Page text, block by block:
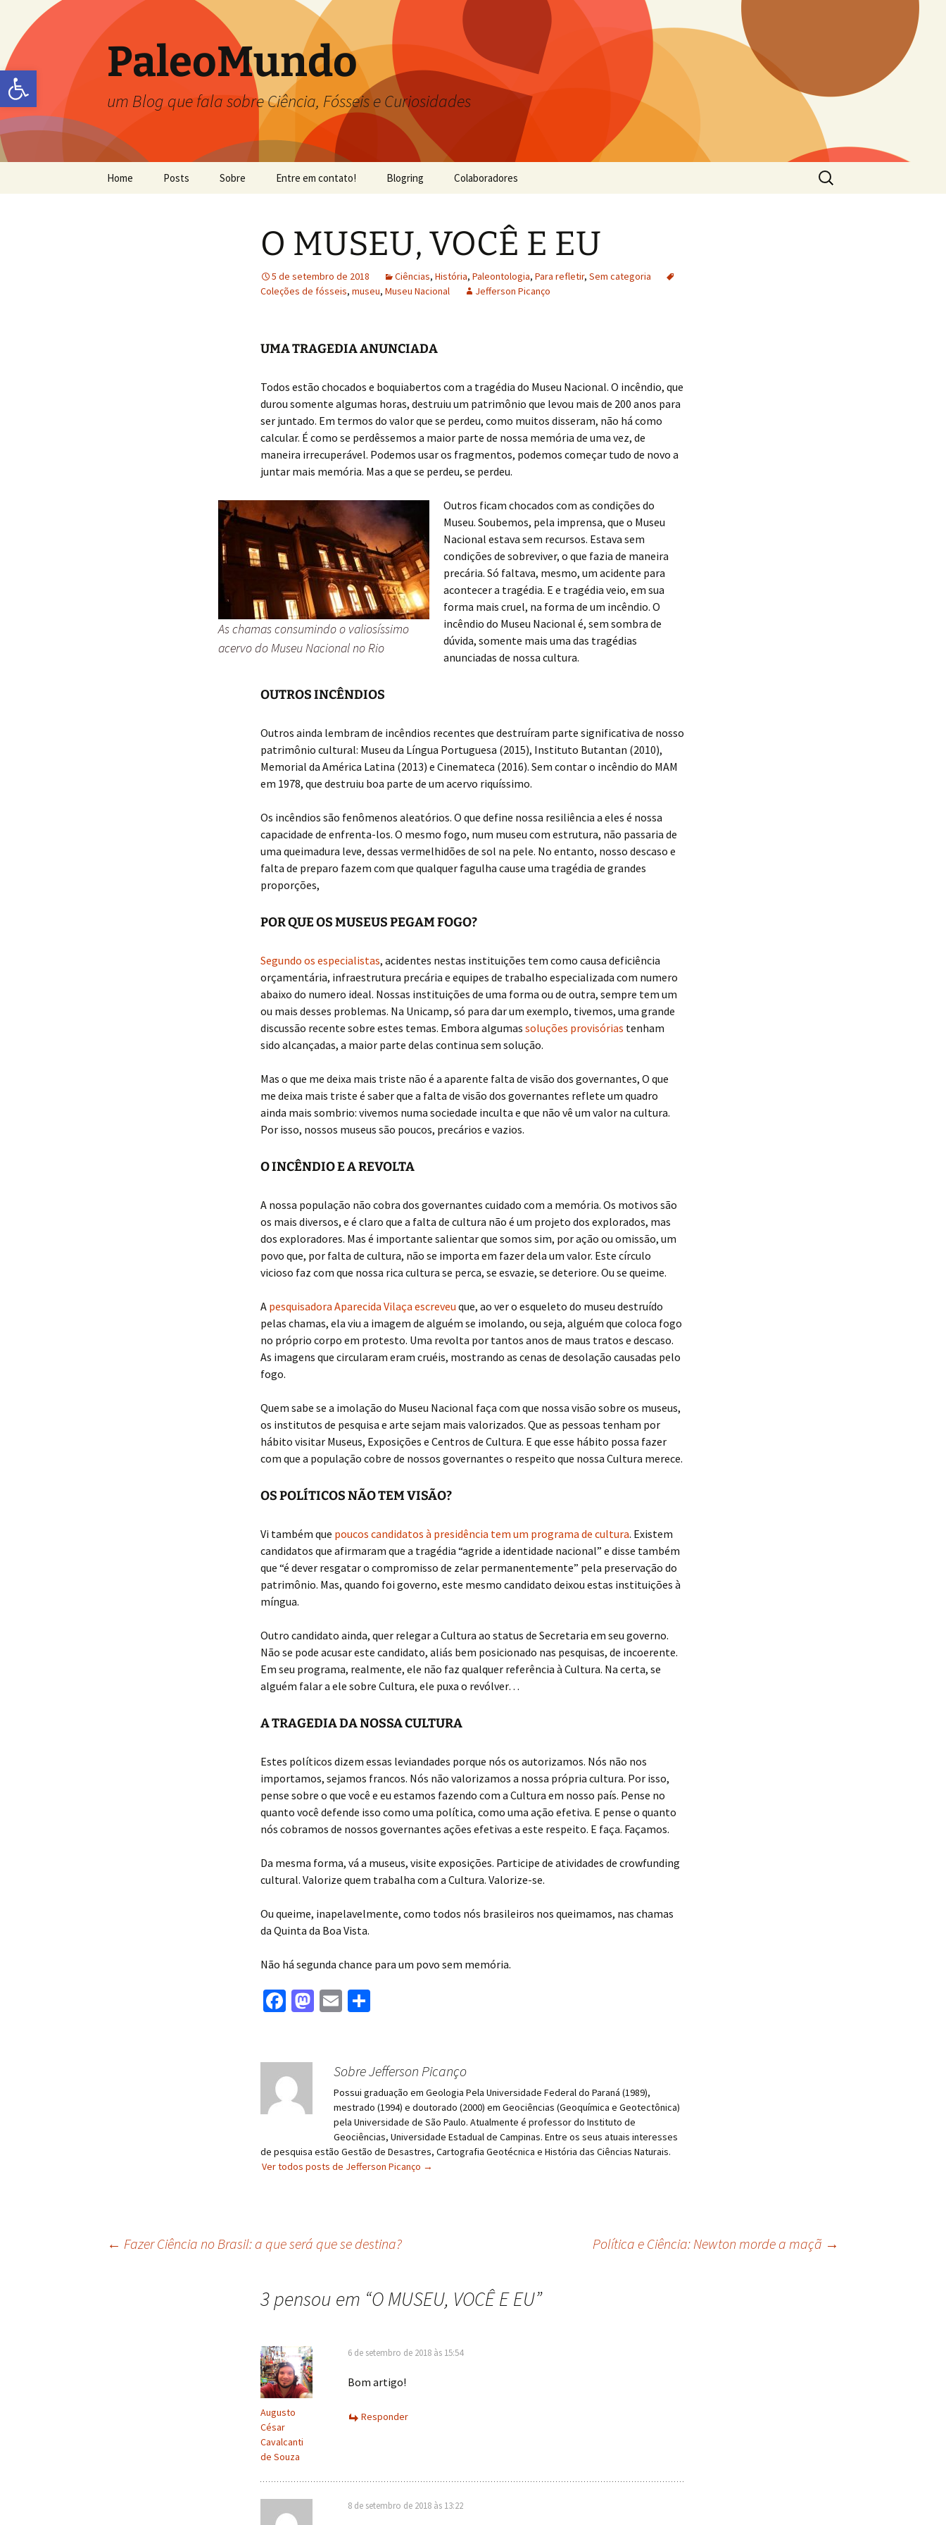
Abrir a barra de ferramentas
PaleoMundo
um Blog que fala sobre Ciência, Fósseis e Curiosidades
Home Posts
Frésia S. Ricardi-Branco
Sobre Entre em contato! Blogring Colaboradores
O MUSEU, VOCÊ E EU
5 de setembro de 2018 Ciências, História, Paleontologia, Para refletir, Sem categoria
Coleções de fósseis, museu, Museu Nacional Jefferson Picanço
UMA TRAGEDIA ANUNCIADA
Todos estão chocados e boquiabertos com a tragédia do Museu Nacional. O incêndio, que
durou somente algumas horas, destruiu um patrimônio que levou mais de 200 anos para
ser juntado. Em termos do valor que se perdeu, como muitos disseram, não há como
calcular. É como se perdêssemos a maior parte de nossa memória de uma vez, de
maneira irrecuperável. Podemos usar os fragmentos, podemos começar tudo de novo a
juntar mais memória. Mas a que se perdeu, se perdeu.
As chamas consumindo o valiosíssimo
acervo do Museu Nacional no Rio
Outros ficam chocados com as condições do
Museu. Soubemos, pela imprensa, que o Museu
Nacional estava sem recursos. Estava sem
condições de sobreviver, o que fazia de maneira
precária. Só faltava, mesmo, um acidente para
acontecer a tragédia. E e tragédia veio, em sua
forma mais cruel, na forma de um incêndio. O
incêndio do Museu Nacional é, sem sombra de
dúvida, somente mais uma das tragédias
anunciadas de nossa cultura.
OUTROS INCÊNDIOS
Outros ainda lembram de incêndios recentes que destruíram parte significativa de nosso
patrimônio cultural: Museu da Língua Portuguesa (2015), Instituto Butantan (2010),
Memorial da América Latina (2013) e Cinemateca (2016). Sem contar o incêndio do MAM
em 1978, que destruiu boa parte de um acervo riquíssimo.
Os incêndios são fenômenos aleatórios. O que define nossa resiliência a eles é nossa
capacidade de enfrenta-los. O mesmo fogo, num museu com estrutura, não passaria de
uma queimadura leve, dessas vermelhidões de sol na pele. No entanto, nosso descaso e
falta de preparo fazem com que qualquer fagulha cause uma tragédia de grandes
proporções,
POR QUE OS MUSEUS PEGAM FOGO?
Segundo os especialistas, acidentes nestas instituições tem como causa deficiência
orçamentária, infraestrutura precária e equipes de trabalho especializada com numero
abaixo do numero ideal. Nossas instituições de uma forma ou de outra, sempre tem um
ou mais desses problemas. Na Unicamp, só para dar um exemplo, tivemos, uma grande
discussão recente sobre estes temas. Embora algumas soluções provisórias tenham
sido alcançadas, a maior parte delas continua sem solução.
Mas o que me deixa mais triste não é a aparente falta de visão dos governantes, O que
me deixa mais triste é saber que a falta de visão dos governantes reflete um quadro
ainda mais sombrio: vivemos numa sociedade inculta e que não vê um valor na cultura.
Por isso, nossos museus são poucos, precários e vazios.
O INCÊNDIO E A REVOLTA
A nossa população não cobra dos governantes cuidado com a memória. Os motivos são
os mais diversos, e é claro que a falta de cultura não é um projeto dos explorados, mas
dos exploradores. Mas é importante salientar que somos sim, por ação ou omissão, um
povo que, por falta de cultura, não se importa em fazer dela um valor. Este círculo
vicioso faz com que nossa rica cultura se perca, se esvazie, se deteriore. Ou se queime.
A pesquisadora Aparecida Vilaça escreveu que, ao ver o esqueleto do museu destruído
pelas chamas, ela viu a imagem de alguém se imolando, ou seja, alguém que coloca fogo
no próprio corpo em protesto. Uma revolta por tantos anos de maus tratos e descaso.
As imagens que circularam eram cruéis, mostrando as cenas de desolação causadas pelo
fogo.
Quem sabe se a imolação do Museu Nacional faça com que nossa visão sobre os museus,
os institutos de pesquisa e arte sejam mais valorizados. Que as pessoas tenham por
hábito visitar Museus, Exposições e Centros de Cultura. E que esse hábito possa fazer
com que a população cobre de nossos governantes o respeito que nossa Cultura merece.
OS POLÍTICOS NÃO TEM VISÃO?
Vi também que poucos candidatos à presidência tem um programa de cultura. Existem
candidatos que afirmaram que a tragédia “agride a identidade nacional” e disse também
que “é dever resgatar o compromisso de zelar permanentemente” pela preservação do
patrimônio. Mas, quando foi governo, este mesmo candidato deixou estas instituições à
míngua.
Outro candidato ainda, quer relegar a Cultura ao status de Secretaria em seu governo.
Não se pode acusar este candidato, aliás bem posicionado nas pesquisas, de incoerente.
Em seu programa, realmente, ele não faz qualquer referência à Cultura. Na certa, se
alguém falar a ele sobre Cultura, ele puxa o revólver…
A TRAGEDIA DA NOSSA CULTURA
Estes políticos dizem essas leviandades porque nós os autorizamos. Nós não nos
importamos, sejamos francos. Nós não valorizamos a nossa própria cultura. Por isso,
pense sobre o que você e eu estamos fazendo com a Cultura em nosso país. Pense no
quanto você defende isso como uma política, como uma ação efetiva. E pense o quanto
nós cobramos de nossos governantes ações efetivas a este respeito. E faça. Façamos.
Da mesma forma, vá a museus, visite exposições. Participe de atividades de crowfunding
cultural. Valorize quem trabalha com a Cultura. Valorize-se.
Ou queime, inapelavelmente, como todos nós brasileiros nos queimamos, nas chamas
da Quinta da Boa Vista.
Não há segunda chance para um povo sem memória.
Fa
o
o
M E
l
e
Sobre Jefferson Picanço
Possui graduação em Geologia Pela Universidade Federal do Paraná (1989),
mestrado (1994) e doutorado (2000) em Geociências (Geoquímica e Geotectônica)
pela Universidade de São Paulo. Atualmente é professor do Instituto de
Geociências, Universidade Estadual de Campinas. Entre os seus atuais interesses
de pesquisa estão Gestão de Desastres, Cartografia Geotécnica e História das Ciências Naturais.
Ver todos posts de Jefferson Picanço →
← Fazer Ciência no Brasil: a que será que se destina? Política e Ciência: Newton morde a maçã →
3 pensou em “O MUSEU, VOCÊ E EU”
Augusto
César
Cavalcanti
de Souza
6 de setembro de 2018 às 15:54
Bom artigo!
Responder
8 de setembro de 2018 às 13:22